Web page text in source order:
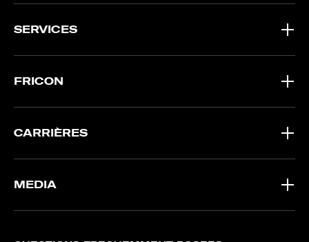
SERVICES
FRICON
CARRIÈRES
MEDIA